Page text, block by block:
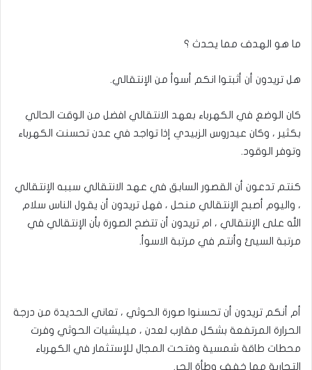
ما هو الهدف مما يحدث ؟
هل تريدون أن أثبتوا انكم أسوأ من الإنتقالي.
كان الوضع في الكهرباء بعهد الانتقالي افضل من الوقت الحالي
بكثير ، وكان عيدروس الزبيدي إذا تواجد في عدن تحسنت الكهرباء
وتوفر الوقود.
كنتم تدعون أن القصور السابق في عهد الانتقالي سببه الإنتقالي
، واليوم أصبح الإنتقالي منحل ، فهل تريدون أن يقول الناس سلام
الله على الإنتقالي ، ام تريدون أن تتضح الصورة بأن الإنتقالي في
مرتبة السيئ وأنتم في مرتبة الاسوأ.
أم أنكم تريدون أن تحسنوا صورة الحوثي ، تعاني الحديدة من درجة
الحرارة المرتفعة بشكل مقارب لعدن ، ميليشيات الحوثي وفرت
محطات طاقة شمسية وفتحت المجال للإستثمار في الكهرباء
التجارية مما خفف وطأة الحر.